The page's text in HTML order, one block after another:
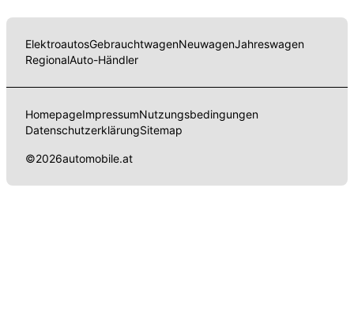
ElektroautosGebrauchtwagenNeuwagenJahreswagen
RegionalAuto-Händler
HomepageImpressumNutzungsbedingungen
DatenschutzerklärungSitemap
©2026automobile.at